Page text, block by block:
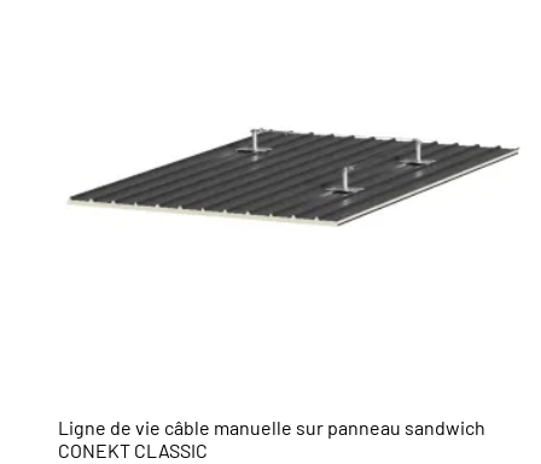
Ligne de vie câble manuelle sur panneau sandwich
CONEKT CLASSIC